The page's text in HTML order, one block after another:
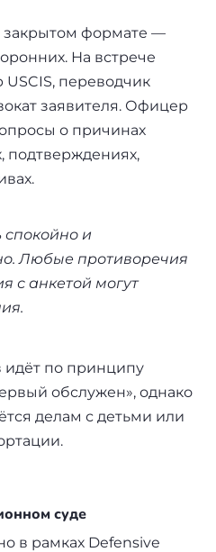
закрытом формате —
На встрече
переводчик
заявителя. Офицер
о причинах
подтверждениях,
спокойно и
Любые противоречия
с анкетой могут
идёт по принципу
обслужен», однако
делам с детьми или
суде
в рамках Defensive